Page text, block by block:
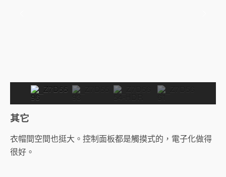
其它
衣帽間空間也挺大。控制面板都是觸摸式的，電子化做得
很好。